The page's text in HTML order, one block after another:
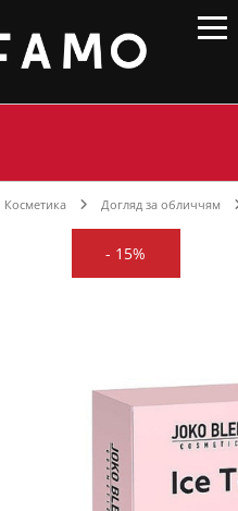
Косметика Догляд за обличчям
- 15%